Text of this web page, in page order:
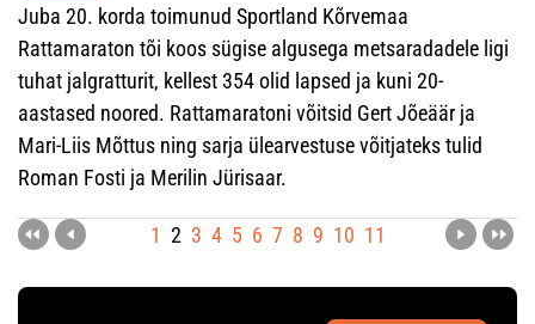
Juba 20. korda toimunud Sportland Kõrvemaa
Rattamaraton tõi koos sügise algusega metsaradadele ligi
tuhat jalgratturit, kellest 354 olid lapsed ja kuni 20-
aastased noored. Rattamaratoni võitsid Gert Jõeäär ja
Mari-Liis Mõttus ning sarja ülearvestuse võitjateks tulid
Roman Fosti ja Merilin Jürisaar.
1 2 3 4 5 6 7 8 9 10 11